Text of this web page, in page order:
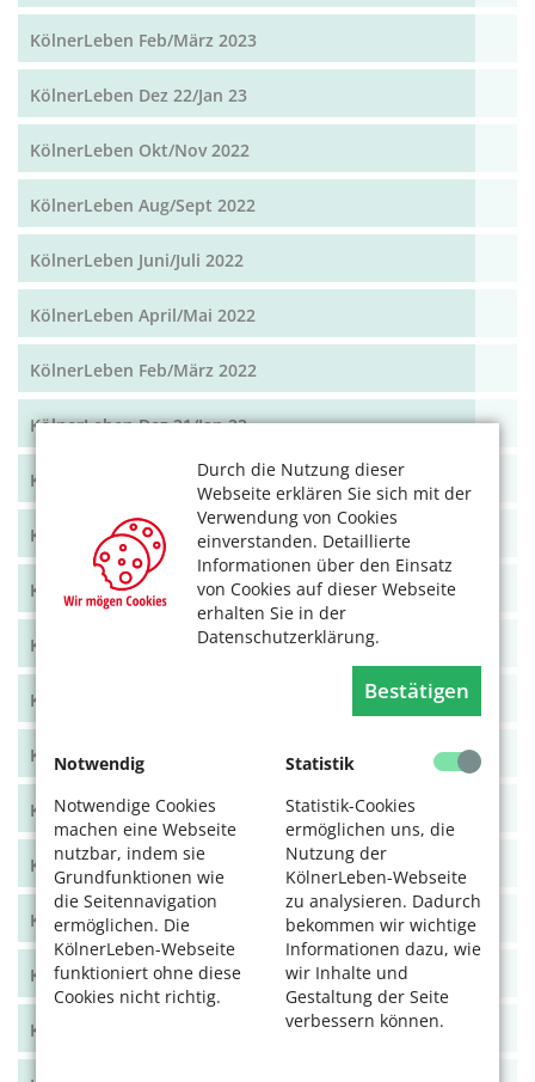
Durch die Nutzung dieser
Webseite erklären Sie sich mit der
Verwendung von Cookies
einverstanden. Detaillierte
Informationen über den Einsatz
von Cookies auf dieser Webseite
erhalten Sie in der
Datenschutzerklärung.
Bestätigen
Notwendig
Notwendige Cookies
machen eine Webseite
nutzbar, indem sie
Grundfunktionen wie
die Seitennavigation
ermöglichen. Die
KölnerLeben-Webseite
funktioniert ohne diese
Cookies nicht richtig.
Statistik
Statistik-Cookies
ermöglichen uns, die
Nutzung der
KölnerLeben-Webseite
zu analysieren. Dadurch
bekommen wir wichtige
Informationen dazu, wie
wir Inhalte und
Gestaltung der Seite
verbessern können.
KölnerLeben Feb/März 2023
KölnerLeben Dez 22/Jan 23
KölnerLeben Okt/Nov 2022
KölnerLeben Aug/Sept 2022
KölnerLeben Juni/Juli 2022
KölnerLeben April/Mai 2022
KölnerLeben Feb/März 2022
KölnerLeben Dez 21/Jan 22
KölnerLeben Okt/Nov 2021
KölnerLeben Aug/Sept 2021
KölnerLeben Juni/Juli 2021
KölnerLeben April/Mai 2021
KölnerLeben Feb/März 2021
KölnerLeben Dez 20/Jan 21
KölnerLeben Okt/Nov 2020
KölnerLeben Aug/Sept 2020
KölnerLeben Juni/Juli 2020
KölnerLeben April/Mai 2020
KölnerLeben Feb/März 2020